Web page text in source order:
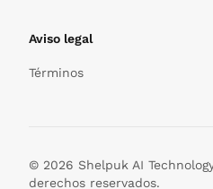
Aviso legal
Términos
© 2026 Shelpuk AI
derechos reservados.